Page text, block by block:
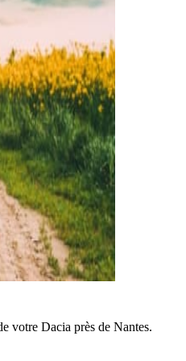
votre Dacia près de Nantes.